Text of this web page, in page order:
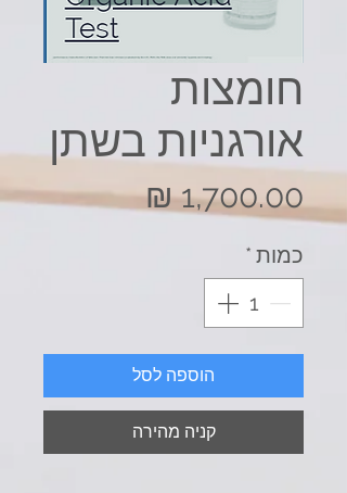
חומצות
אורגניות בשתן
מחיר
כמות *
הוספה לסל
קניה מהירה